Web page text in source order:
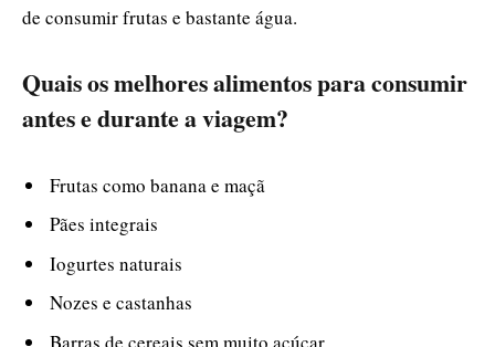
de consumir frutas e bastante água.
Quais os melhores alimentos para consumir
antes e durante a viagem?
Frutas como banana e maçã
Pães integrais
Iogurtes naturais
Nozes e castanhas
Barras de cereais sem muito açúcar